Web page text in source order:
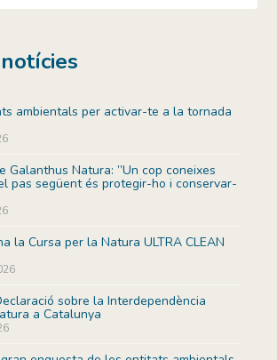
ambientals per activar-te a la tornada
Galanthus Natura: ”Un cop coneixes
pas següent és protegir-ho i conservar-
la Cursa per la Natura ULTRA CLEAN
sobre la Interdependència
a Catalunya